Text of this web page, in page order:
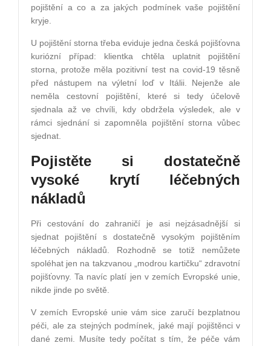
pojištění a co a za jakých podmínek vaše pojištění
kryje.
U pojištění storna třeba eviduje jedna česká pojišťovna
kuriózní případ: klientka chtěla uplatnit pojištění
storna, protože měla pozitivní test na covid­‑19 těsně
před nástupem na výletní loď v Itálii. Nejenže ale
neměla cestovní pojištění, které si tedy účelově
sjednala až ve chvíli, kdy obdržela výsledek, ale v
rámci sjednání si zapomněla pojištění storna vůbec
sjednat.
Pojistěte si dostatečně
vysoké krytí léčebných
nákladů
Při cestování do zahraničí je asi nejzásadnější si
sjednat pojištění s dostatečně vysokým pojištěním
léčebných nákladů. Rozhodně se totiž nemůžete
spoléhat jen na takzvanou „modrou kartičku“ zdravotní
pojišťovny. Ta navíc platí jen v zemích Evropské unie,
nikde jinde po světě.
V zemích Evropské unie vám sice zaručí bezplatnou
péči, ale za stejných podmínek, jaké mají pojištěnci v
dané zemi. Musíte tedy počítat s tím, že péče vám